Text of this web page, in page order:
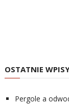
OSTATNIE
Pergole a